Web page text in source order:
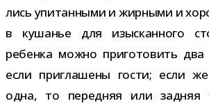
лись упи­тан­ными и жир­ными и
в куша­нье для изыс­кан­ного
ребенка можно при­го­то­вить
если при­гла­шены гости; если
одна, то перед­няя или зад­няя